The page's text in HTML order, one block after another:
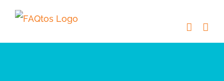
Skip
content